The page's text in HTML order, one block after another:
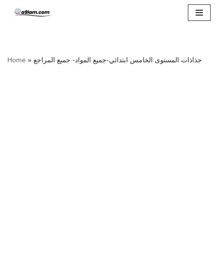
Home » جذاذات المستوى الخامس ابتدائي-جميع المواد- جميع المراجع